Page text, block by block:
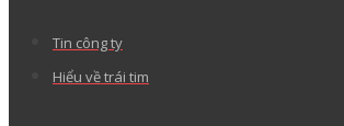
Tin công ty
Hiểu về trái tim